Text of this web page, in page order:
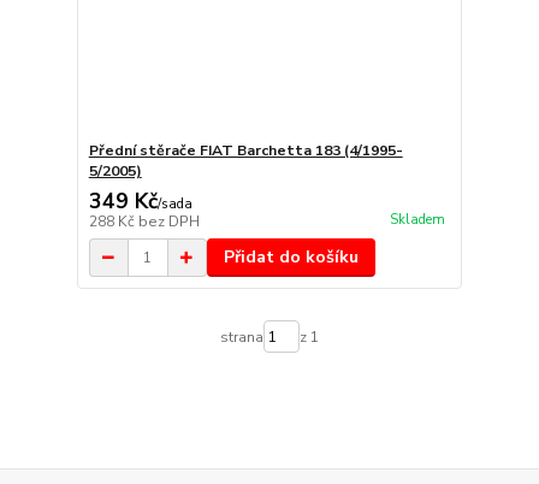
Přední stěrače FIAT Barchetta 183 (4/1995-
5/2005)
349 Kč/sada
288 Kč bez DPH Skladem
Přidat do košíku
strana z 1